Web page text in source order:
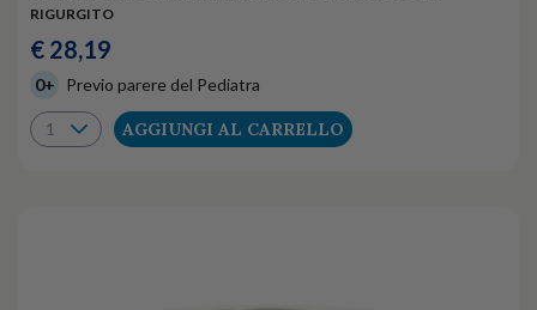
RIGURGITO
€ 28,19
0+ Previo parere del Pediatra
AGGIUNGI AL CARRELLO